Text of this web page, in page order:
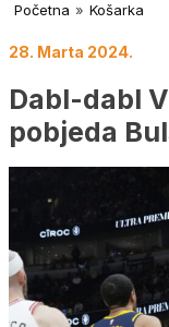
Početna » Košarka
28. Marta 2024.
Dabl-dabl
pobjeda